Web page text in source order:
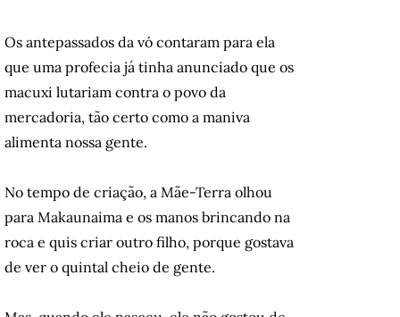
Os antepassados da vó contaram para ela
que uma profecia já tinha anunciado que os
macuxi lutariam contra o povo da
mercadoria, tão certo como a maniva
alimenta nossa gente.
No tempo de criação, a Mãe-Terra olhou
para Makaunaima e os manos brincando na
roca e quis criar outro filho, porque gostava
de ver o quintal cheio de gente.